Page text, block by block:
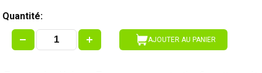
Quantité:
AJOUTER AU PANIER